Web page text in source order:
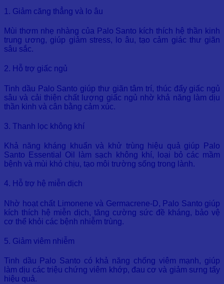
1. Giảm căng thẳng và lo âu
Mùi thơm nhẹ nhàng của Palo Santo kích thích hệ thần kinh
trung ương, giúp giảm stress, lo âu, tạo cảm giác thư giãn
sâu sắc.
2. Hỗ trợ giấc ngủ
Tinh dầu Palo Santo giúp thư giãn tâm trí, thúc đẩy giấc ngủ
sâu và cải thiện chất lượng giấc ngủ nhờ khả năng làm dịu
thần kinh và cân bằng cảm xúc.
3. Thanh lọc không khí
Khả năng kháng khuẩn và khử trùng hiệu quả giúp Palo
Santo Essential Oil làm sạch không khí, loại bỏ các mầm
bệnh và mùi khó chịu, tạo môi trường sống trong lành.
4. Hỗ trợ hệ miễn dịch
Nhờ hoạt chất Limonene và Germacrene-D, Palo Santo giúp
kích thích hệ miễn dịch, tăng cường sức đề kháng, bảo vệ
cơ thể khỏi các bệnh nhiễm trùng.
5. Giảm viêm nhiễm
Tinh dầu Palo Santo có khả năng chống viêm mạnh, giúp
làm dịu các triệu chứng viêm khớp, đau cơ và giảm sưng tấy
hiệu quả.